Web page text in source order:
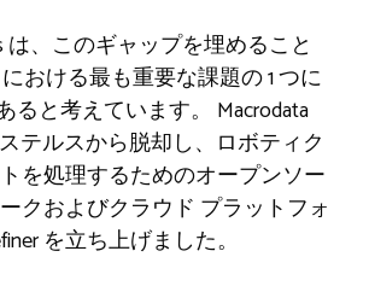
は、このギャップを埋めること
おける最も重要な課題の 1 つに
ると考えています。 Macrodata
テルスから脱却し、ロボティク
を処理するためのオープンソー
クおよびクラウド プラットフォ
を立ち上げました。